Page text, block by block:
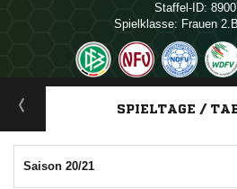
Staffel-ID:
Spielklasse: Frauen
ANZEIGE
SPIELTAGE /
Saison 20/21